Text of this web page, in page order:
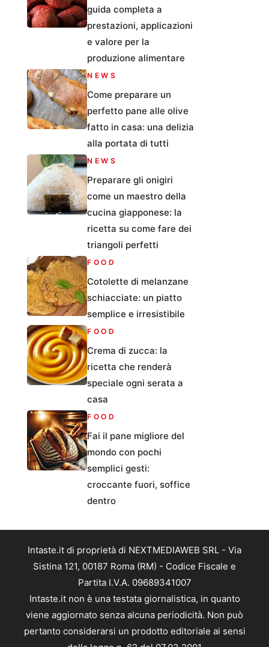
guida completa a
prestazioni, applicazioni
e valore per la
produzione alimentare
NEWS
Come preparare un
perfetto pane alle olive
fatto in casa: una delizia
alla portata di tutti
NEWS
Preparare gli onigiri
come un maestro della
cucina giapponese: la
ricetta su come fare dei
triangoli perfetti
FOOD
Cotolette di melanzane
schiacciate: un piatto
semplice e irresistibile
FOOD
Crema di zucca: la
ricetta che renderà
speciale ogni serata a
casa
FOOD
Fai il pane migliore del
mondo con pochi
semplici gesti:
croccante fuori, soffice
dentro
Intaste.it di proprietà di NEXTMEDIAWEB SRL - Via
Sistina 121, 00187 Roma (RM) - Codice Fiscale e
Partita I.V.A. 09689341007
Intaste.it non è una testata giornalistica, in quanto
viene aggiornato senza alcuna periodicità. Non può
pertanto considerarsi un prodotto editoriale ai sensi